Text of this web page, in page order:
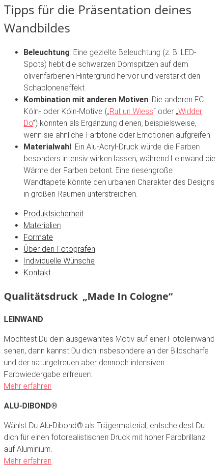
Tipps für die Präsentation deines
Wandbildes
Beleuchtung: Eine gezielte Beleuchtung (z. B. LED-
Spots) hebt die schwarzen Domspitzen auf dem
olivenfarbenen Hintergrund hervor und verstärkt den
Schabloneneffekt.
Kombination mit anderen Motiven: Die anderen FC
Köln- oder Köln-Motive („Rut un Wiess“ oder „Widder
Do“) könnten als Ergänzung dienen, beispielsweise,
wenn sie ähnliche Farbtöne oder Emotionen aufgreifen.
Materialwahl : Ein Alu-Acryl-Druck würde die Farben
besonders intensiv wirken lassen, während Leinwand die
Wärme der Farben betont. Eine riesengroße
Wandtapete könnte den urbanen Charakter des Designs
in großen Räumen unterstreichen.
Produktsicherheit
Materialien
Formate
Über den Fotografen
Individuelle Wünsche
Kontakt
Qualitätsdruck „Made In Cologne“
LEINWAND
Möchtest Du dein ausgewähltes Motiv auf einer Fotoleinwand
sehen, dann kannst Du dich insbesondere an der Bildschärfe
und der naturgetreuen aber dennoch intensiven
Farbwiedergabe erfreuen.
Mehr erfahren
ALU-DIBOND®
Wählst Du Alu-Dibond® als Trägermaterial, entscheidest Du
dich für einen fotorealistischen Druck mit hoher Farbbrillanz
auf Aluminium.
Mehr erfahren